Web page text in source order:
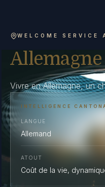
WELCOME SERVICE
Vivre en Allemagne, un
INTELLIGENCE
LANGUE
Allemand
ATOUT
Coût de la vie,